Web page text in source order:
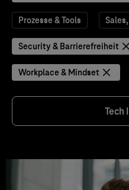
Prozesse & Tools
Security & Barrierefreiheit
Workplace & Mindset
Tech